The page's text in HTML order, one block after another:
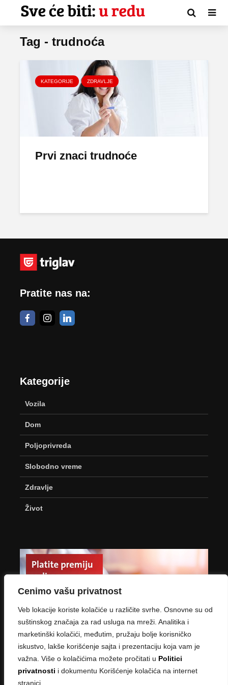
Cenimo vašu privatnost
Veb lokacije koriste kolačiće u različite svrhe. Osnovne su od
suštinskog značaja za rad usluga na mreži. Analitika i
marketinški kolačići, međutim, pružaju bolje korisničko
iskustvo, lakše korišćenje sajta i prezentaciju koja vam je
važna. Više o kolačićima možete pročitati u Politici
privatnosti i dokumentu Korišćenje kolačića na internet
stranici.
Tag - trudnoća
KATEGORIJE ZDRAVLJE
Prvi znaci trudnoće
Pratite nas na:
Kategorije
Vozila
Dom
Poljoprivreda
Slobodno vreme
Zdravlje
Život